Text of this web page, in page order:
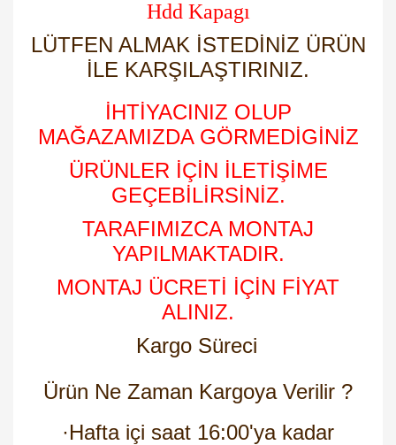
Hdd Kapagı
LÜTFEN ALMAK İSTEDİNİZ ÜRÜN
İLE KARŞILAŞTIRINIZ.
İHTİYACINIZ OLUP
MAĞAZAMIZDA GÖRMEDİGİNİZ
ÜRÜNLER İÇİN İLETİŞİME
GEÇEBİLİRSİNİZ.
TARAFIMIZCA MONTAJ
YAPILMAKTADIR.
MONTAJ ÜCRETİ İÇİN FİYAT
ALINIZ.
Kargo Süreci
Ürün Ne Zaman Kargoya Verilir ?
·Hafta içi saat 16:00'ya kadar